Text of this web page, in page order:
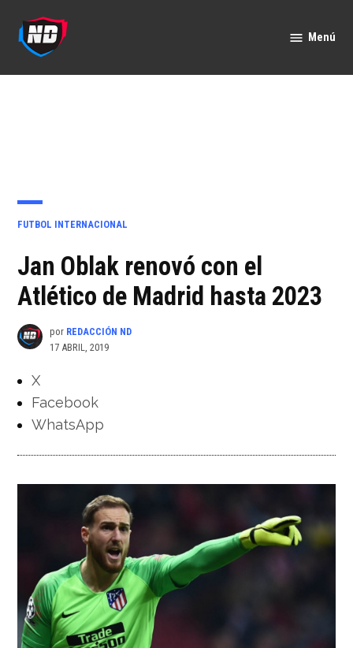
contenido
Menú
PUBLICADO
FUTBOL INTERNACIONAL
Jan Oblak renovó con el
Atlético de Madrid hasta 2023
por REDACCIÓN ND
17 ABRIL, 2019
X
Facebook
WhatsApp